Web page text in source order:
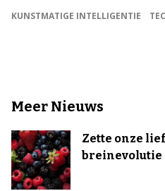
KUNSTMATIGE INTELLIGENTIE
Meer Nieuws
Zette onze
breinevolutie